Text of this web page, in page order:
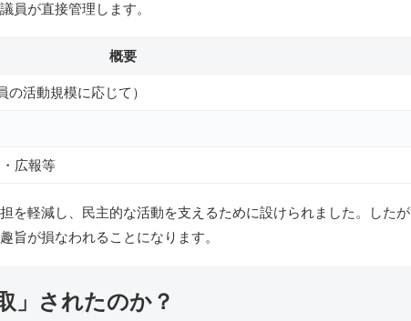
員が直接管理します。
概要
活動規模に応じて）
広報等
を軽減し、民主的な活動を支えるために設けられました。したが
旨が損なわれることになります。
」されたのか？